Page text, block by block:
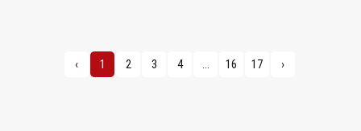
‹ 1 2 3 4 ... 16 17 ›